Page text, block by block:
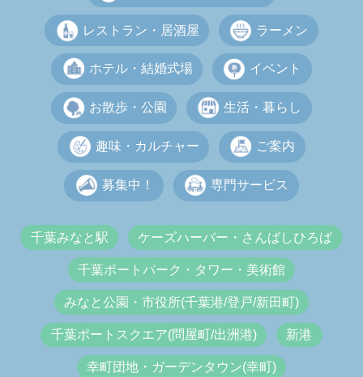
レストラン・居酒屋 ラーメン
ホテル・結婚式場 イベント
お散歩・公園 生活・暮らし
趣味・カルチャー ご案内
募集中！ 専門サービス
千葉みなと駅 ケーズハーバー・さんばしひろば
千葉ポートパーク・タワー・美術館
みなと公園・市役所(千葉港/登戸/新田町)
千葉ポートスクエア(問屋町/出洲港) 新港
幸町団地・ガーデンタウン(幸町)